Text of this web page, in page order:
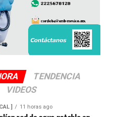
TENDENCIA
VIDEOS
] 11 horas ago